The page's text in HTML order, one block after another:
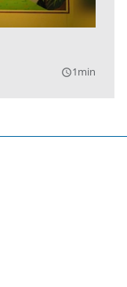
query_builder1min